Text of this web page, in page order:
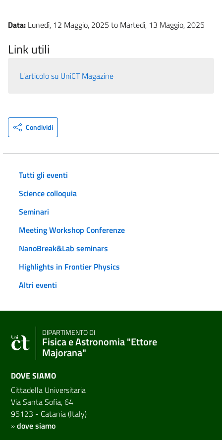
Data: Lunedì, 12 Maggio, 2025 to Martedì, 13 Maggio, 2025
Link utili
L'articolo su UniCT Magazine
Condividi
Tutti gli eventi
Science colloquia
Seminari
Meeting Workshop Conferenze
NanoBreak&Lab seminars
Highlights in Frontier Physics
Altri eventi
DIPARTIMENTO DI
Fisica e Astronomia "Ettore
Majorana"
DOVE SIAMO
Cittadella Universitaria
Via Santa Sofia, 64
95123 - Catania (Italy)
»dove siamo